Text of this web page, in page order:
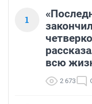
1
всю
2 673